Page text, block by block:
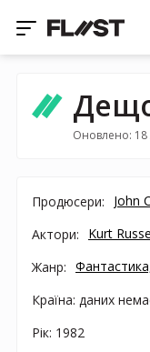
Оновлено: 18
Продюсери: John
Актори:
Kurt
Жанр:
Країна: даних
Рік: 1982